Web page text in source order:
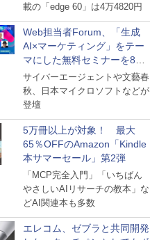
載の「edge 60」は4万4820円
Web担当者Forum、「生成
AI×マーケティング」をテー
マにした無料セミナーを8月
27日にオンライン開催
サイバーエージェントや文藝春
秋、日本マイクロソフトなどが
登壇
5万冊以上が対象！ 最大
65％OFFのAmazon「Kindle
本サマーセール」第2弾
「MCP完全入門」「いちばん
やさしいAIリサーチの教本」な
どAI関連本も多数
エレコム、ゼブラと共同開発